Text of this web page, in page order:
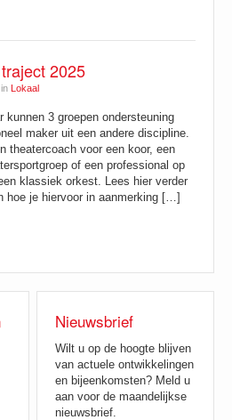
2025
Lokaal
kunnen 3 groepen ondersteuning
maker uit een andere discipline.
theatercoach voor een koor, een
of een professional op
klassiek orkest. Lees hier verder
hoe je hiervoor in aanmerking […]
Nieuwsbrief
Wilt u op de hoogte blijven
van actuele ontwikkelingen
en bijeenkomsten? Meld u
aan voor de maandelijkse
nieuwsbrief.